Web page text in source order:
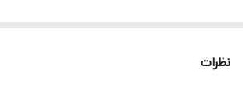
مقاومت 4 اهمنظرات